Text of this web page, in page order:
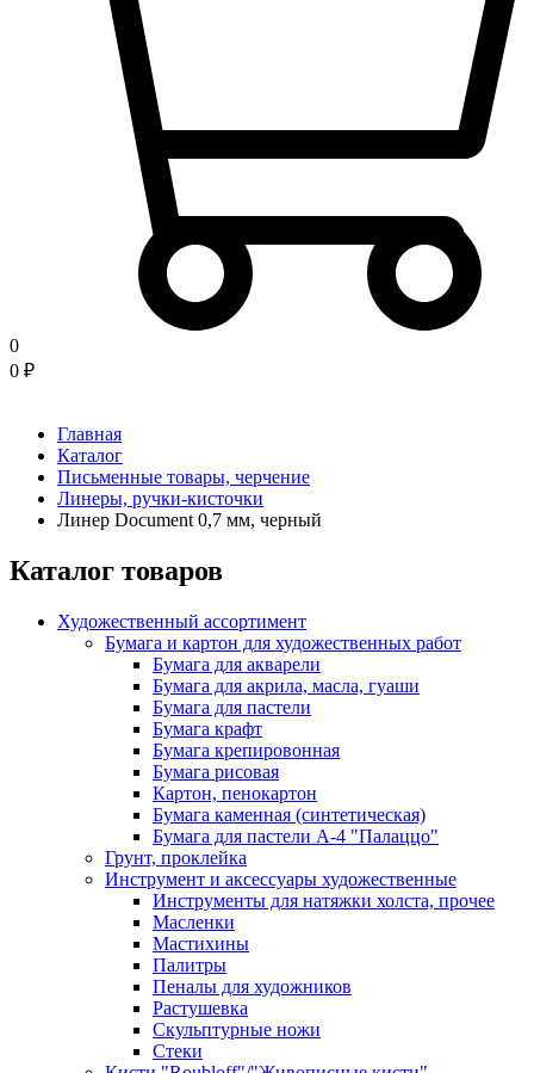
0
0 ₽
Главная
Каталог
Письменные товары, черчение
Линеры, ручки-кисточки
Линер Document 0,7 мм, черный
Каталог товаров
Художественный ассортимент
Бумага и картон для художественных работ
Бумага для акварели
Бумага для акрила, масла, гуаши
Бумага для пастели
Бумага крафт
Бумага крепировонная
Бумага рисовая
Картон, пенокартон
Бумага каменная (синтетическая)
Бумага для пастели А-4 "Палаццо"
Грунт, проклейка
Инструмент и аксессуары художественные
Инструменты для натяжки холста, прочее
Масленки
Мастихины
Палитры
Пеналы для художников
Растушевка
Скульптурные ножи
Стеки